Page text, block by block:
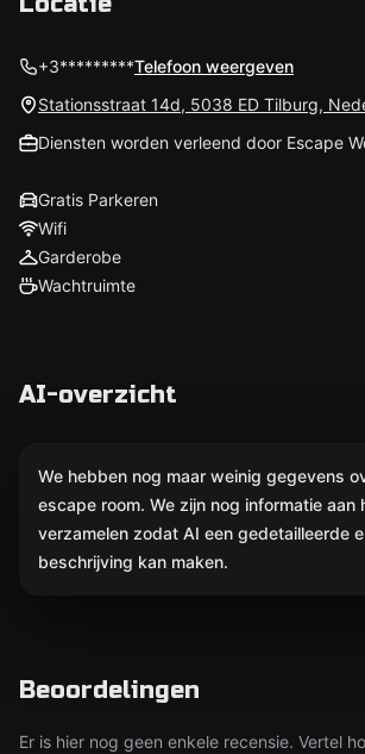
+3*********Telefoon weergeven
Stationsstraat 14d, 5038 ED Tilburg,
Diensten worden verleend door Escape
Gratis Parkeren
Wifi
Garderobe
Wachtruimte
AI-overzicht
We hebben nog maar weinig gegevens
escape room. We zijn nog informatie aan
verzamelen zodat AI een gedetailleerde
beschrijving kan maken.
Beoordelingen
Er is hier nog geen enkele recensie. Vertel